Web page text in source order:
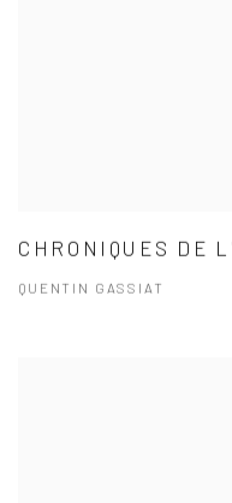
CHRONIQUES DE
QUENTIN GASSIAT